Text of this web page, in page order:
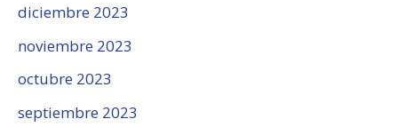
diciembre 2023
noviembre 2023
octubre 2023
septiembre 2023